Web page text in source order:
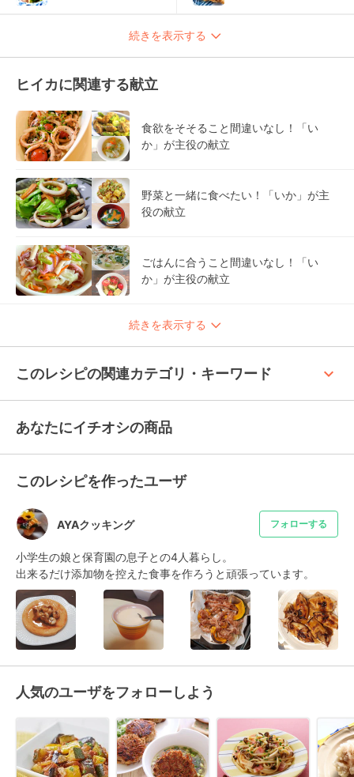
続きを表示する
ヒイカに関連する献立
食欲をそそること間違いなし！「い
か」が主役の献立
野菜と一緒に食べたい！「いか」が主
役の献立
ごはんに合うこと間違いなし！「い
か」が主役の献立
続きを表示する
このレシピの関連カテゴリ・キーワード keyboard_arrow_up
あなたにイチオシの商品
このレシピを作ったユーザ
AYAクッキング フォローする
小学生の娘と保育園の息子との4人暮らし。
出来るだけ添加物を控えた食事を作ろうと頑張っています。
人気のユーザをフォローしよう